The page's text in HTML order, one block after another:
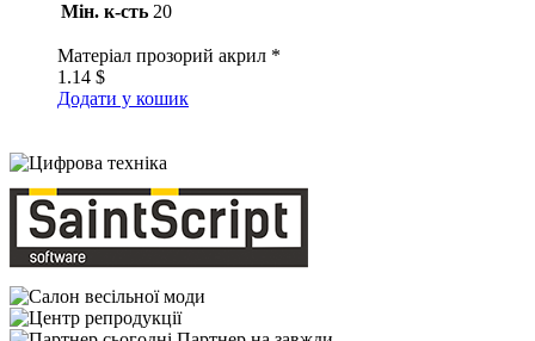
Мін. к-сть 20
Матеріал прозорий акрил *
1.14 $
Додати у кошик